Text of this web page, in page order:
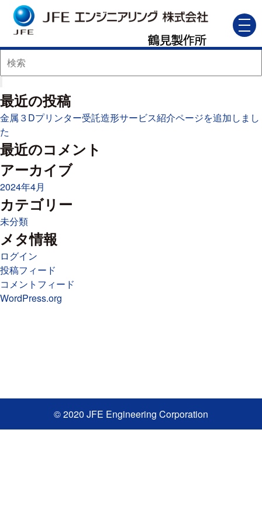
3Dプリンター
2025年2月5日
3D
リ
コメントを受け付けていません
最近の投稿
金属３Dプリンター受託造形サービス紹介ページを追加しまし
た
最近のコメント
アーカイブ
2024年4月
カテゴリー
未分類
メタ情報
ログイン
投稿フィード
コメントフィード
WordPress.org
© 2020 JFE Engineering Corporation